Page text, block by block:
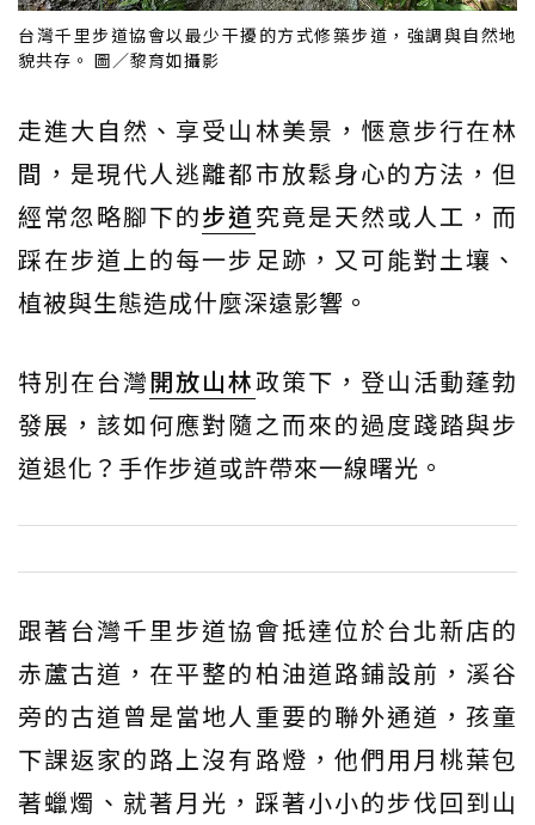
台灣千里步道協會以最少干擾的方式修築步道，強調與自然地
貌共存。 圖／黎育如攝影
走進大自然、享受山林美景，愜意步行在林
間，是現代人逃離都市放鬆身心的方法，但
經常忽略腳下的步道究竟是天然或人工，而
踩在步道上的每一步足跡，又可能對土壤、
植被與生態造成什麼深遠影響。
特別在台灣開放山林政策下，登山活動蓬勃
發展，該如何應對隨之而來的過度踐踏與步
道退化？手作步道或許帶來一線曙光。
跟著台灣千里步道協會抵達位於台北新店的
赤蘆古道，在平整的柏油道路鋪設前，溪谷
旁的古道曾是當地人重要的聯外通道，孩童
下課返家的路上沒有路燈，他們用月桃葉包
著蠟燭、就著月光，踩著小小的步伐回到山